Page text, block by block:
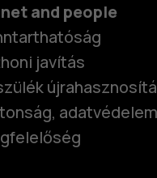
and people
javítás